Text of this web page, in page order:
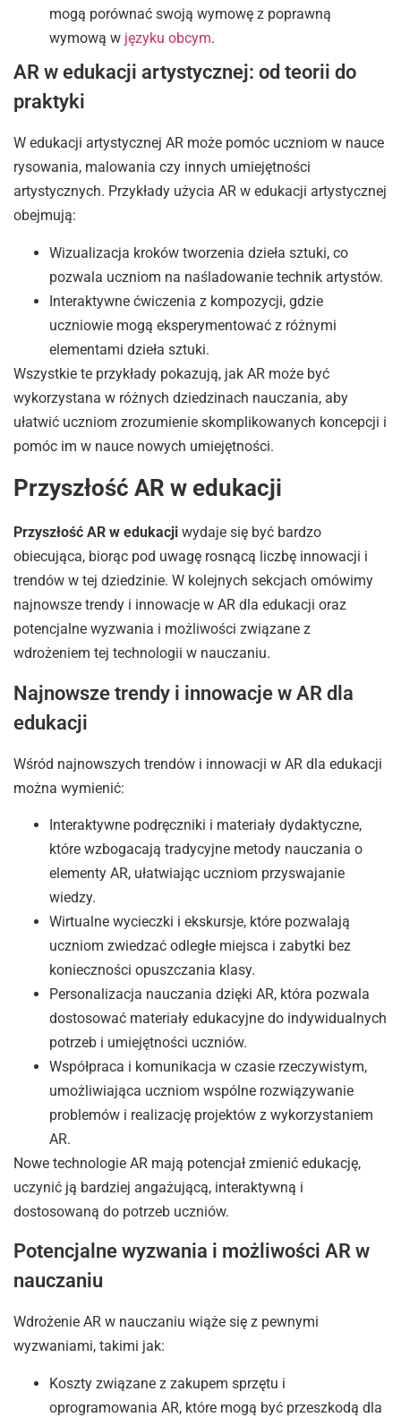
mogą porównać swoją wymowę z poprawną
wymową w języku obcym.
AR w edukacji artystycznej: od teorii do
praktyki
W edukacji artystycznej AR może pomóc uczniom w nauce
rysowania, malowania czy innych umiejętności
artystycznych. Przykłady użycia AR w edukacji artystycznej
obejmują:
Wizualizacja kroków tworzenia dzieła sztuki, co
pozwala uczniom na naśladowanie technik artystów.
Interaktywne ćwiczenia z kompozycji, gdzie
uczniowie mogą eksperymentować z różnymi
elementami dzieła sztuki.
Wszystkie te przykłady pokazują, jak AR może być
wykorzystana w różnych dziedzinach nauczania, aby
ułatwić uczniom zrozumienie skomplikowanych koncepcji i
pomóc im w nauce nowych umiejętności.
Przyszłość AR w edukacji
Przyszłość AR w edukacji wydaje się być bardzo
obiecująca, biorąc pod uwagę rosnącą liczbę innowacji i
trendów w tej dziedzinie. W kolejnych sekcjach omówimy
najnowsze trendy i innowacje w AR dla edukacji oraz
potencjalne wyzwania i możliwości związane z
wdrożeniem tej technologii w nauczaniu.
Najnowsze trendy i innowacje w AR dla
edukacji
Wśród najnowszych trendów i innowacji w AR dla edukacji
można wymienić:
Interaktywne podręczniki i materiały dydaktyczne,
które wzbogacają tradycyjne metody nauczania o
elementy AR, ułatwiając uczniom przyswajanie
wiedzy.
Wirtualne wycieczki i ekskursje, które pozwalają
uczniom zwiedzać odległe miejsca i zabytki bez
konieczności opuszczania klasy.
Personalizacja nauczania dzięki AR, która pozwala
dostosować materiały edukacyjne do indywidualnych
potrzeb i umiejętności uczniów.
Współpraca i komunikacja w czasie rzeczywistym,
umożliwiająca uczniom wspólne rozwiązywanie
problemów i realizację projektów z wykorzystaniem
AR.
Nowe technologie AR mają potencjał zmienić edukację,
uczynić ją bardziej angażującą, interaktywną i
dostosowaną do potrzeb uczniów.
Potencjalne wyzwania i możliwości AR w
nauczaniu
Wdrożenie AR w nauczaniu wiąże się z pewnymi
wyzwaniami, takimi jak:
Koszty związane z zakupem sprzętu i
oprogramowania AR, które mogą być przeszkodą dla